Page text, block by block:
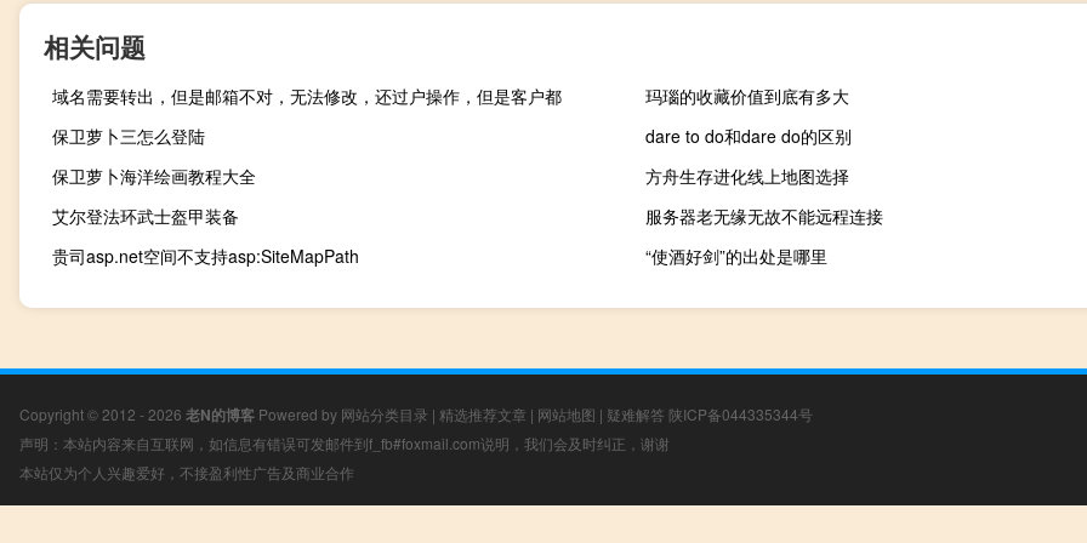
相关问题
域名需要转出，但是邮箱不对，无法修改，还过户操作，但是客户都
玛瑙的收藏价值到底有多大
保卫萝卜三怎么登陆
dare to do和dare do的区别
保卫萝卜海洋绘画教程大全
方舟生存进化线上地图选择
艾尔登法环武士盔甲装备
服务器老无缘无故不能远程连接
贵司asp.net空间不支持asp:SiteMapPath
“使酒好剑”的出处是哪里
Copyright © 2012 - 2026 老N的博客 Powered by 网站分类目录 | 精选推荐文章 | 网站地图 | 疑难解答 陕ICP备044335344号
声明：本站内容来自互联网，如信息有错误可发邮件到f_fb#foxmail.com说明，我们会及时纠正，谢谢
本站仅为个人兴趣爱好，不接盈利性广告及商业合作